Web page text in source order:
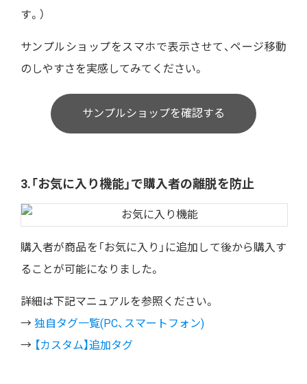
す。）
サンプルショップをスマホで表示させて、ページ移動
のしやすさを実感してみてください。
サンプルショップを確認する
3.「お気に入り機能」で購入者の離脱を防止
購入者が商品を「お気に入り」に追加して後から購入す
ることが可能になりました。
詳細は下記マニュアルを参照ください。
→ 独自タグ一覧(PC、スマートフォン)
→ 【カスタム】追加タグ